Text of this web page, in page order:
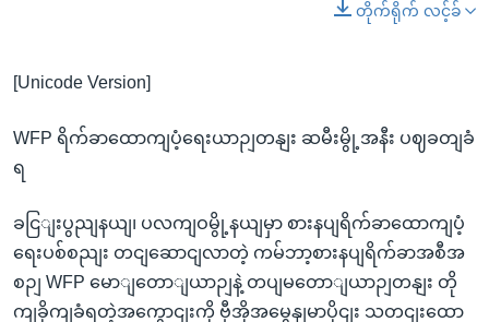
တိုက်ရိုက် လင့်ခ်
[Unicode Version]
WFP ရိက်ခာထောကျပံ့ရေးယာဉျတနျး ဆမီးမွို့အနီး ပဈခတျခံ
ရ
ခငြျးပွညျနယျ၊ ပလကျဝမွို့နယျမှာ စားနပျရိက်ခာထောကျပံ့
ရေးပစ်စညျး တငျဆောငျလာတဲ့ ကမ်ဘာ့စားနပျရိက်ခာအစီအ
စဉျ WFP မောျတောျယာဉျနဲ့ တပျမတောျယာဉျတနျး တို
ကျခိုကျခံရတဲ့အကွောငျးကို ဗှီအိုအမွေနျမာပိုငျး သတငျးထော